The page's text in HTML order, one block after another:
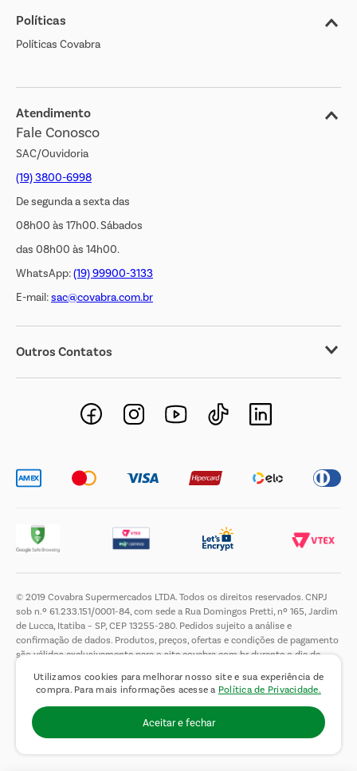
Utilizamos cookies para melhorar nosso site e sua experiência de
compra. Para mais informações acesse a Política de Privacidade.
Aceitar e fechar
Nossas Lojas
Cliente Bem Estar
Jornal de Ofertas
Transparência Salarial
Políticas
Políticas Covabra
Atendimento
Fale Conosco
SAC/Ouvidoria
(19) 3800-6998
De segunda a sexta das
08h00 às 17h00. Sábados
das 08h00 às 14h00.
WhatsApp:(19) 99900-3133
E-mail:sac@covabra.com.br
Outros Contatos
Negócios Imobiliários
Novos Fornecedores
© 2019 Covabra Supermercados LTDA. Todos os direitos reservados. CNPJ
sob n.º 61.233.151/0001-84, com sede a Rua Domingos Pretti, nº 165, Jardim
de Lucca, Itatiba – SP, CEP 13255-280. Pedidos sujeito a análise e
confirmação de dados. Produtos, preços, ofertas e condições de pagamento
são válidos exclusivamente para o site covabra.com.br durante o dia de
de limitar a quantidade máxima de produtos por compra por cliente. Não
vendemos no atacado. Fotos meramente ilustrativas.É proibida a venda e a
entrega de bebidas alcoólicas a menores de 18 (dezoito) anos, conforme Lei
n.° 8069/90, art. 81, inciso II (Estatuto da Criança e do Adolescente).